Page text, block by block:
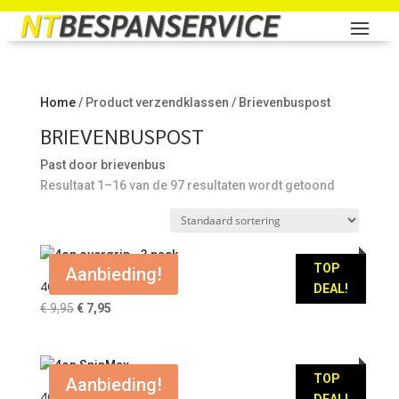
Home/ Product verzendklassen / Brievenbuspost
BRIEVENBUSPOST
Past door brievenbus
Resultaat 1–16 van de 97 resultaten wordt getoond
TOP
DEAL!
Aanbieding!
4ON OVERGRIP – 3 PACK
€9,95 Oorspronkelijke
€ 9,95.
€7,95Huidige
€ 7,95.
TOP
Aanbieding!